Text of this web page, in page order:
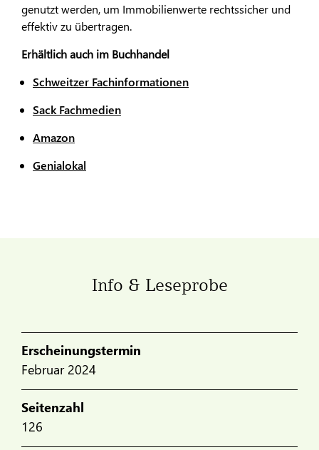
genutzt werden, um Immobilienwerte rechtssicher und
effektiv zu übertragen.
Erhältlich auch im Buchhandel
Schweitzer Fachinformationen
Sack Fachmedien
Amazon
Genialokal
Info & Leseprobe
Erscheinungstermin
Februar 2024
Seitenzahl
126